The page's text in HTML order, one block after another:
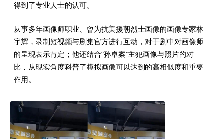
得到了专业人士的认可。
从事多年画像师职业、曾为抗美援朝烈士画像的画像专家林
宇辉，录制短视频与剧集官方进行互动，对于剧中对画像师
的呈现表示肯定；他还结合“孙卓案”主犯画像与照片的对
比，从现实角度科普了模拟画像可以达到的高相似度和重要
作用。